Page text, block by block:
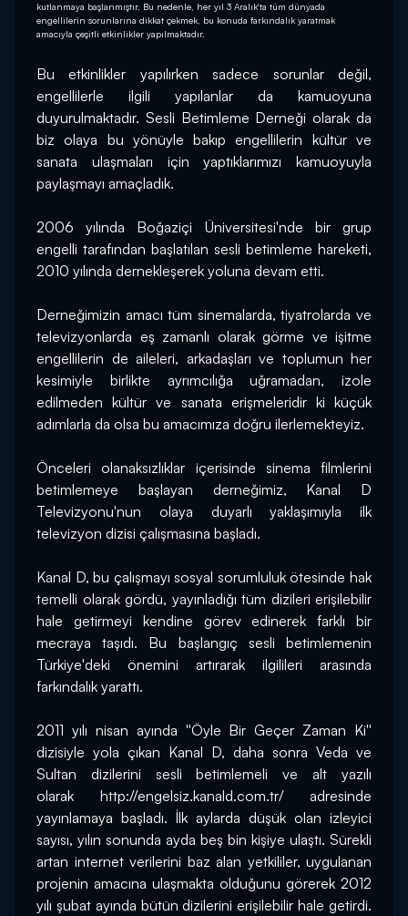
kutlanmaya başlanmıştır. Bu nedenle, her yıl 3 Aralık'ta tüm dünyada
engellilerin sorunlarına dikkat çekmek, bu konuda farkındalık yaratmak
amacıyla çeşitli etkinlikler yapılmaktadır.
Bu etkinlikler yapılırken sadece sorunlar değil,
engellilerle ilgili yapılanlar da kamuoyuna
duyurulmaktadır. Sesli Betimleme Derneği olarak da
biz olaya bu yönüyle bakıp engellilerin kültür ve
sanata ulaşmaları için yaptıklarımızı kamuoyuyla
paylaşmayı amaçladık.
2006 yılında Boğaziçi Üniversitesi'nde bir grup
engelli tarafından başlatılan sesli betimleme hareketi,
2010 yılında dernekleşerek yoluna devam etti.
Derneğimizin amacı tüm sinemalarda, tiyatrolarda ve
televizyonlarda eş zamanlı olarak görme ve işitme
engellilerin de aileleri, arkadaşları ve toplumun her
kesimiyle birlikte ayrımcılığa uğramadan, izole
edilmeden kültür ve sanata erişmeleridir ki küçük
adımlarla da olsa bu amacımıza doğru ilerlemekteyiz.
Önceleri olanaksızlıklar içerisinde sinema filmlerini
betimlemeye başlayan derneğimiz, Kanal D
Televizyonu'nun olaya duyarlı yaklaşımıyla ilk
televizyon dizisi çalışmasına başladı.
Kanal D, bu çalışmayı sosyal sorumluluk ötesinde hak
temelli olarak gördü, yayınladığı tüm dizileri erişilebilir
hale getirmeyi kendine görev edinerek farklı bir
mecraya taşıdı. Bu başlangıç sesli betimlemenin
Türkiye'deki önemini artırarak ilgilileri arasında
farkındalık yarattı.
2011 yılı nisan ayında ''Öyle Bir Geçer Zaman Ki''
dizisiyle yola çıkan Kanal D, daha sonra Veda ve
Sultan dizilerini sesli betimlemeli ve alt yazılı
olarak http://engelsiz.kanald.com.tr/ adresinde
yayınlamaya başladı. İlk aylarda düşük olan izleyici
sayısı, yılın sonunda ayda beş bin kişiye ulaştı. Sürekli
artan internet verilerini baz alan yetkililer, uygulanan
projenin amacına ulaşmakta olduğunu görerek 2012
yılı şubat ayında bütün dizilerini erişilebilir hale getirdi.